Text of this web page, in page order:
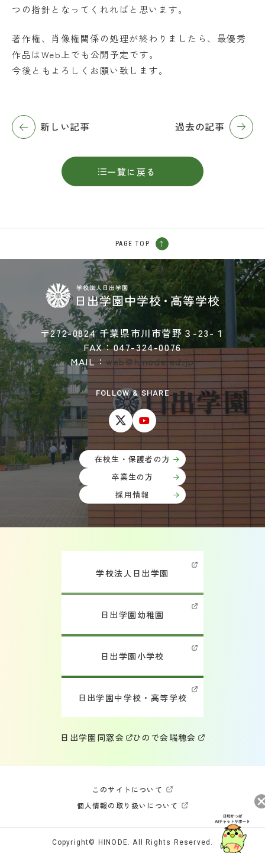
つの指針となってくれればと思います。
著作権、肖像権関係の処理が終わりましたら、最優秀
作品はWeb上でも公開予定です。
今後ともよろしくお願い致します。
新しい記事
一覧に戻る
過去の記事
PAGE TOP
〒272-0824 千葉県市川市菅野３-23-１
FAX：047-324-0076
MAIL：web@hinode.ed.jp
FOLLOW & SHARE
在校生・保護者の方
卒業生の方
採用情報
学校法人日出学園
日出学園幼稚園
日出学園小学校
日出学園中学校・高等学校
日出学園同窓会 ひので会瑞穂会
このサイトについて
個人情報の取り扱いについて
Copyright© HINODE. All Rights Reserved.